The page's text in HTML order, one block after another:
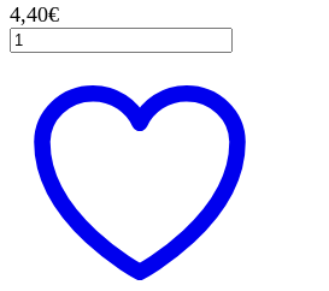
4,40€
Καλούπι
Σιλικόνης
τεμ
ποσότητα